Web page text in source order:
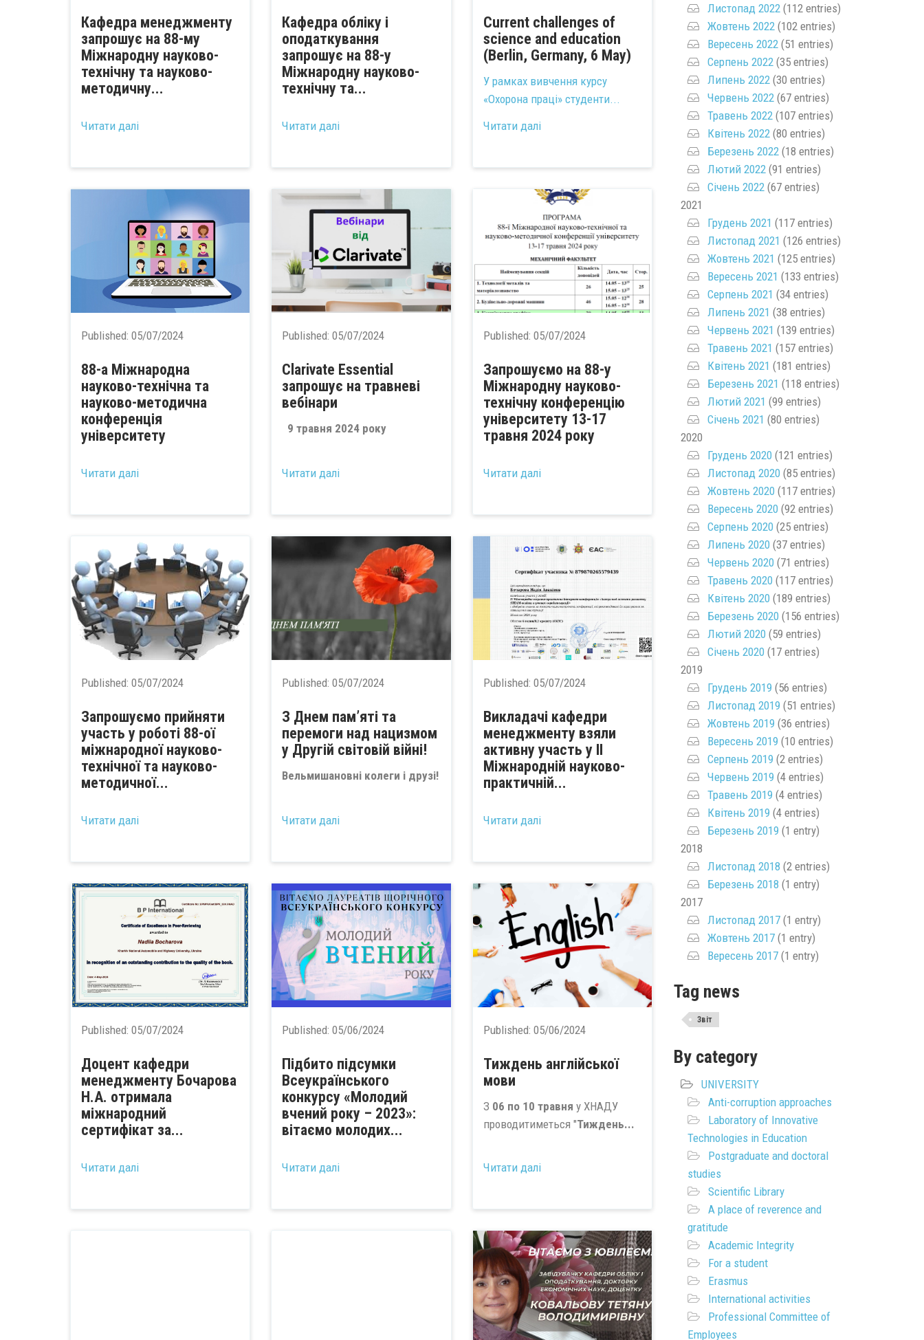
Кафедра менеджменту
запрошує на 88-му
Міжнародну науково-
технічну та науково-
методичну...
Читати далі
Кафедра обліку і
оподаткування
запрошує на 88-у
Міжнародну науково-
технічну та...
Читати далі
Current challenges of
science and education
(Berlin, Germany, 6 May)
У рамках вивчення курсу
«Охорона праці» студенти...
Читати далі
Published: 05/07/2024
88-а Міжнародна
науково-технічна та
науково-методична
конференція
університету
Читати далі
Published:05/07/2024
Clarivate Essential
запрошує на травневі
вебінари
9 травня 2024 року
Читати далі
Published: 05/07/2024
Запрошуємо на 88-у
Міжнародну науково-
технічну конференцію
університету 13-17
травня 2024 року
Читати далі
Published: 05/07/2024
Запрошуємо прийняти
участь у роботі 88-ої
міжнародної науково-
технічної та науково-
методичної...
Читати далі
Published:05/07/2024
З Днем пам’яті та
перемоги над нацизмом
у Другій світовій війні!
Вельмишановні колеги і друзі!
Читати далі
Published: 05/07/2024
Викладачі кафедри
менеджменту взяли
активну участь у II
Міжнародній науково-
практичній...
Читати далі
Published: 05/07/2024
Доцент кафедри
менеджменту Бочарова
Н.А. отримала
міжнародний
сертифікат за...
Читати далі
Published:05/06/2024
Підбито підсумки
Всеукраїнського
конкурсу «Молодий
вчений року – 2023»:
вітаємо молодих...
Читати далі
Published: 05/06/2024
Тиждень англійської
мови
З 06 по 10 травня у ХНАДУ
проводитиметься "Тиждень...
Читати далі
Листопад 2022(112 entries)
Жовтень 2022(102 entries)
Вересень 2022(51 entries)
Серпень 2022(35 entries)
Липень 2022(30 entries)
Червень 2022(67 entries)
Травень 2022(107 entries)
Квітень 2022(80 entries)
Березень 2022(18 entries)
Лютий 2022(91 entries)
Січень 2022(67 entries)
2021
Грудень 2021 (117 entries)
Листопад 2021 (126 entries)
Жовтень 2021 (125 entries)
Вересень 2021 (133 entries)
Серпень 2021 (34 entries)
Липень 2021 (38 entries)
Червень 2021 (139 entries)
Травень 2021 (157 entries)
Квітень 2021 (181 entries)
Березень 2021 (118 entries)
Лютий 2021 (99 entries)
Січень 2021 (80 entries)
2020
Грудень 2020(121 entries)
Листопад 2020(85 entries)
Жовтень 2020(117 entries)
Вересень 2020(92 entries)
Серпень 2020(25 entries)
Липень 2020(37 entries)
Червень 2020(71 entries)
Травень 2020(117 entries)
Квітень 2020(189 entries)
Березень 2020(156 entries)
Лютий 2020(59 entries)
Січень 2020(17 entries)
2019
Грудень 2019 (56 entries)
Листопад 2019 (51 entries)
Жовтень 2019 (36 entries)
Вересень 2019 (10 entries)
Серпень 2019 (2 entries)
Червень 2019 (4 entries)
Травень 2019 (4 entries)
Квітень 2019 (4 entries)
Березень 2019 (1 entry)
2018
Листопад 2018 (2 entries)
Березень 2018 (1 entry)
2017
Листопад 2017(1 entry)
Жовтень 2017(1 entry)
Вересень 2017(1 entry)
Tag news
Звіт
By category
UNIVERSITY
Anti-corruption approaches
Laboratory of Innovative
Technologies in Education
Postgraduate and doctoral
studies
Scientific Library
A place of reverence and
gratitude
Academic Integrity
For a student
Erasmus
International activities
Professional Committee of
Employees